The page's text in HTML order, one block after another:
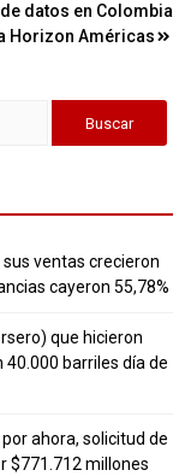
datos en Colombia
Horizon Américas
ventas crecieron
cayeron 55,78%
que hicieron
barriles día de
ahora, solicitud de
$771.712 millones